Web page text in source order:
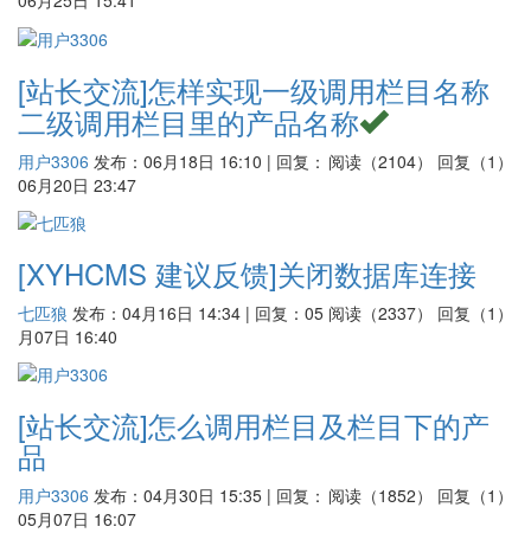
[站长交流]怎样实现一级调用栏目名称
二级调用栏目里的产品名称
阅读（2104） 回复（1）
用户3306 发布：06月18日 16:10 | 回复：
06月20日 23:47
[XYHCMS 建议反馈]关闭数据库连接
阅读（2337） 回复（1）
七匹狼 发布：04月16日 14:34 | 回复：05
月07日 16:40
[站长交流]怎么调用栏目及栏目下的产
品
阅读（1852） 回复（1）
用户3306 发布：04月30日 15:35 | 回复：
05月07日 16:07